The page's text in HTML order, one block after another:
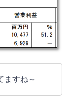
ますね～